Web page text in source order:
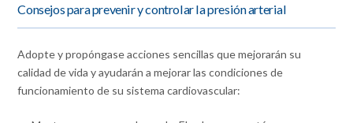
Consejos para prevenir y controlar la presión arterial
Adopte y propóngase acciones sencillas que mejorarán su
calidad de vida y ayudarán a mejorar las condiciones de
funcionamiento de su sistema cardiovascular: